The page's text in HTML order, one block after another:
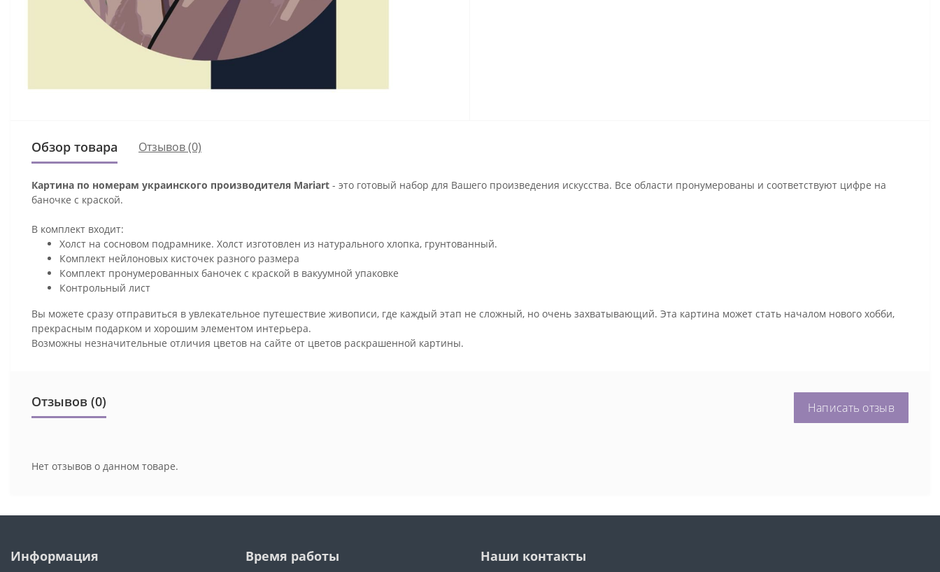
Обзор товара Отзывов (0)
Картина по номерам украинского производителя Mariart - это готовый набор для Вашего произведения искусства. Все области пронумерованы и соответствуют цифре на
баночке с краской.
В комплект входит:
Холст на сосновом подрамнике. Холст изготовлен из натурального хлопка, грунтованный.
Комплект нейлоновых кисточек разного размера
Комплект пронумерованных баночек с краской в вакуумной упаковке
Контрольный лист
Вы можете сразу отправиться в увлекательное путешествие живописи, где каждый этап не сложный, но очень захватывающий. Эта картина может стать началом нового хобби,
прекрасным подарком и хорошим элементом интерьера.
Возможны незначительные отличия цветов на сайте от цветов раскрашенной картины.
Отзывов (0) Написать отзыв
Нет отзывов о данном товаре.
Информация Время работы Наши контакты